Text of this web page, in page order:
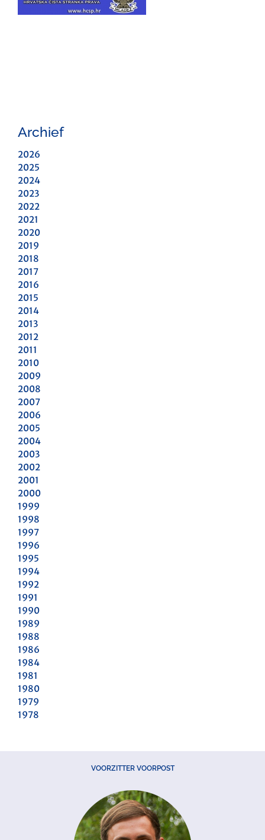
Archief
2026
2025
2024
2023
2022
2021
2020
2019
2018
2017
2016
2015
2014
2013
2012
2011
2010
2009
2008
2007
2006
2005
2004
2003
2002
2001
2000
1999
1998
1997
1996
1995
1994
1992
1991
1990
1989
1988
1986
1984
1981
1980
1979
1978
VOORZITTER VOORPOST